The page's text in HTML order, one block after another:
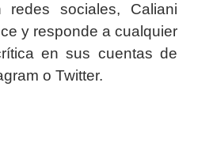
sociales, Caliani
y responde a cualquier
en sus cuentas de
o Twitter.